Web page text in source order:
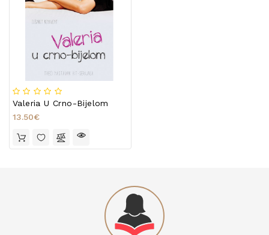
Valeria U Crno-Bijelom
13.50€